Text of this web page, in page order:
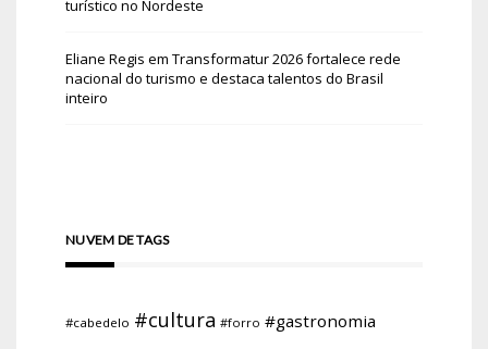
turístico no Nordeste
Eliane Regis em Transformatur 2026 fortalece rede
nacional do turismo e destaca talentos do Brasil
inteiro
NUVEM DE TAGS
#cabedelo #cultura #forro #gastronomia